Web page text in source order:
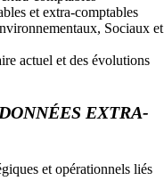
et extra-comptables
Sociaux et
actuel et des évolutions
EXTRA-
et opérationnels liés